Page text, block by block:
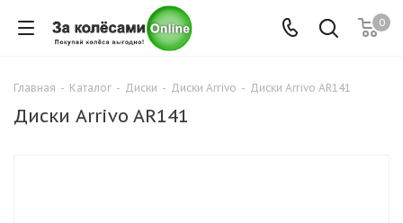
0
Главная - Каталог - Диски - Диски Arrivo - Диски Arrivo AR141
Диски Arrivo AR141